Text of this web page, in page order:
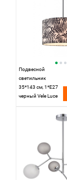
Подвесной
светильник
35*143 см, 1*E27
черный Vele Luce